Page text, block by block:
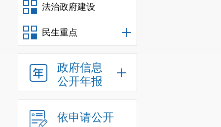
法治政府建设
民生重点
政府信息
公开年报
依申请公开